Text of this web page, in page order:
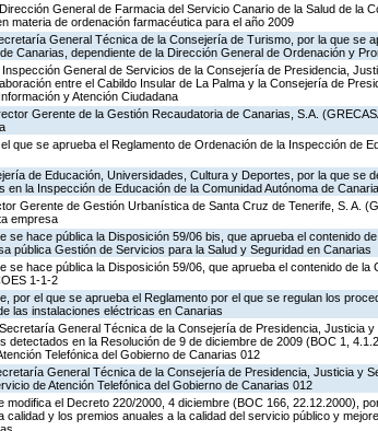
General de Farmacia del Servicio Canario de la Salud de la
materia de ordenación farmacéutica para el año 2009
General Técnica de la Consejería de Turismo, por la que se
Canarias, dependiente de la Dirección General de Ordenación y
General de Servicios de la Consejería de Presidencia,
entre el Cabildo Insular de La Palma y la Consejería de
y Atención Ciudadana
Gerente de la Gestión Recaudatoria de Canarias, S.A.
que se aprueba el Reglamento de Ordenación de la Inspección de
de Educación, Universidades, Cultura y Deportes, por la que se
la Inspección de Educación de la Comunidad Autónoma de
Gerente de Gestión Urbanística de Santa Cruz de Tenerife, S. A.
empresa
se hace pública la Disposición 59/06 bis, que aprueba el contenido
pública Gestión de Servicios para la Salud y Seguridad en Canarias
se hace pública la Disposición 59/06, que aprueba el contenido de
1-1-2
por el que se aprueba el Reglamento por el que se regulan los
las instalaciones eléctricas en Canarias
General Técnica de la Consejería de Presidencia, Justicia
detectados en la Resolución de 9 de diciembre de 2009 (BOC 1,
Telefónica del Gobierno de Canarias 012
General Técnica de la Consejería de Presidencia, Justicia y
de Atención Telefónica del Gobierno de Canarias 012
modifica el Decreto 220/2000, 4 diciembre (BOC 166, 22.12.2000),
calidad y los premios anuales a la calidad del servicio público y